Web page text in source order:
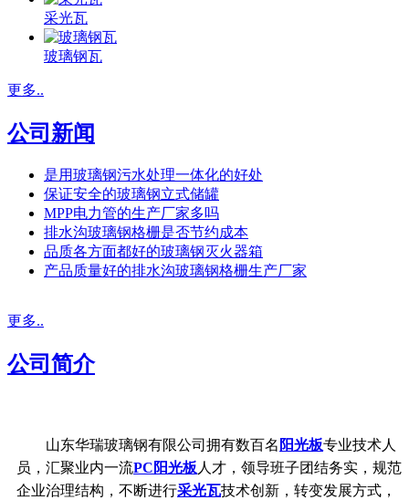
采光瓦
玻璃钢瓦
更多..
公司新闻
是用玻璃钢污水处理一体化的好处
保证安全的玻璃钢立式储罐
MPP电力管的生产厂家多吗
排水沟玻璃钢格栅是否节约成本
品质各方面都好的玻璃钢灭火器箱
产品质量好的排水沟玻璃钢格栅生产厂家
更多..
公司简介
山东华瑞玻璃钢有限公司拥有数百名 阳光板专业技术人
员，汇聚业内一流PC阳光板人才，领导班子团结务实，规范
企业治理结构，不断进行采光瓦技术创新，转变发展方式，